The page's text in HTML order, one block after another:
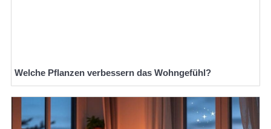
Welche Pflanzen verbessern das Wohngefühl?